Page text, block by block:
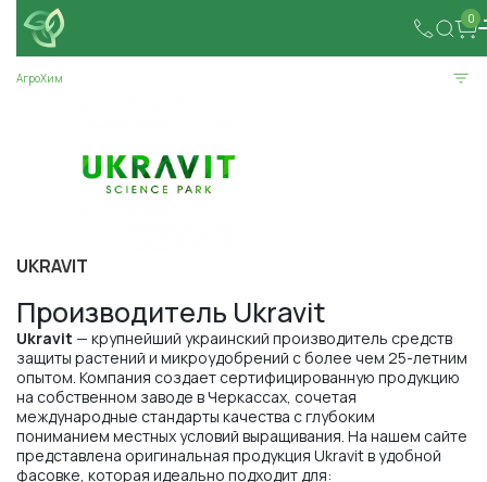
0
АгроХим
UKRAVIT
Производитель Ukravit
Ukravit — крупнейший украинский производитель средств
защиты растений и микроудобрений с более чем 25-летним
опытом. Компания создает сертифицированную продукцию
на собственном заводе в Черкассах, сочетая
международные стандарты качества с глубоким
пониманием местных условий выращивания. На нашем сайте
представлена оригинальная продукция Ukravit в удобной
фасовке, которая идеально подходит для: